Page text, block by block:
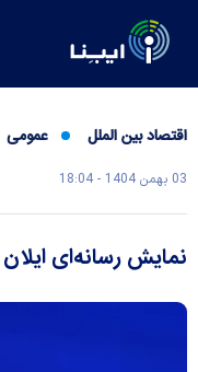
اقتصاد بین الملل عمومی
03 بهمن 1404 - 18:04
نمایش رسانه‌ای